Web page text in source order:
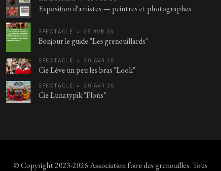
Exposition d'artistes — peintres et photographes
SPECTACLE • 25 AVR 26
Bonjour le guide "Les grenouillards"
SPECTACLE • 20 AVR 26
Cie Lève un peu les bras "Look"
SPECTACLE • 20 AVR 26
Cie Lunatypik "Floris"
© Copyright 2023-2026Association foire des grenouilles. Tous